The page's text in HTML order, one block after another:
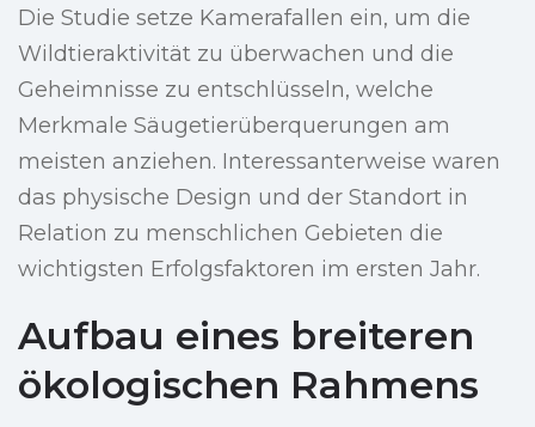
Die Studie setze Kamerafallen ein, um die
Wildtieraktivität zu überwachen und die
Geheimnisse zu entschlüsseln, welche
Merkmale Säugetierüberquerungen am
meisten anziehen. Interessanterweise waren
das physische Design und der Standort in
Relation zu menschlichen Gebieten die
wichtigsten Erfolgsfaktoren im ersten Jahr.
Aufbau eines breiteren
ökologischen Rahmens